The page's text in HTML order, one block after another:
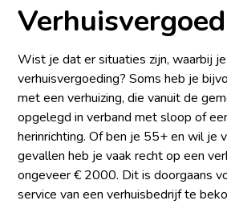
Wist je dat er situaties zijn, waarbij
verhuisvergoeding? Soms heb je
met een verhuizing, die vanuit de
opgelegd in verband met sloop of
herinrichting. Of ben je 55+ en wil je
gevallen heb je vaak recht op een
ongeveer € 2000. Dit is doorgaans
service van een verhuisbedrijf te